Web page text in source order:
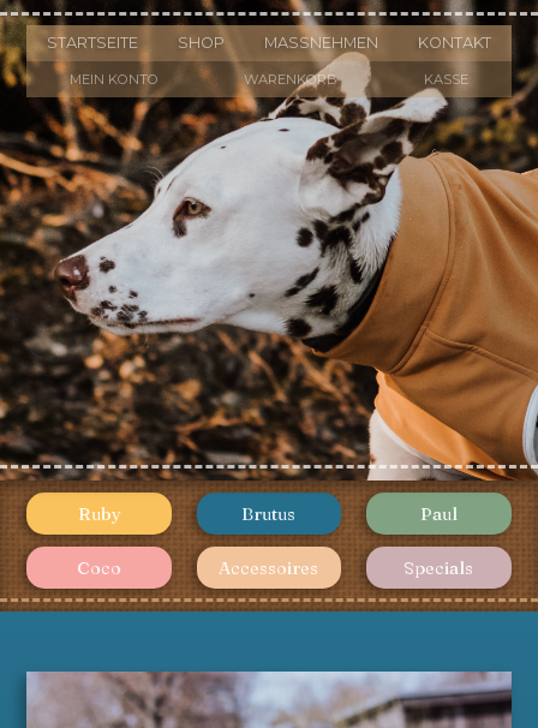
STARTSEITE SHOP MASSNEHMEN KONTAKT
MEIN KONTO WARENKORB KASSE
Ruby Brutus Paul
Coco Accessoires Specials